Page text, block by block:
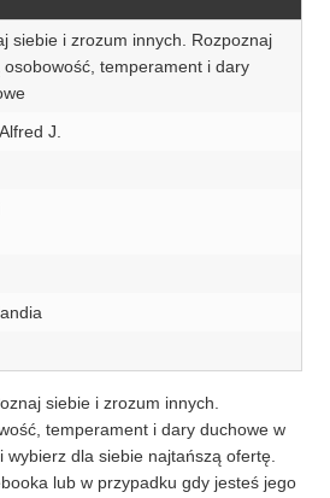
siebie i zrozum innych. Rozpoznaj
osobowość, temperament i dary
J.
siebie i zrozum innych.
temperament i dary duchowe w
wybierz dla siebie najtańszą ofertę.
lub w przypadku gdy jesteś jego